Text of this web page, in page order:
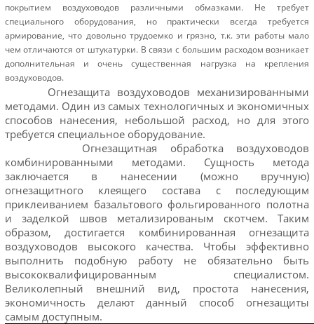
покрытием воздуховодов различными обмазками. Не требует
специального оборудования, но практически всегда требуется
армирование, что довольно трудоемко и грязно, т.к. эти работы мало
чем отличаются от штукатурки. В связи с большим расходом возникает
дополнительная и очень существенная нагрузка на крепления
воздуховодов.
Огнезащита воздуховодов механизированными
методами. Один из самых технологичных и экономичных
способов нанесения, небольшой расход, но для этого
требуется специальное оборудование.
Огнезащитная обработка воздуховодов
комбинированными методами. Сущность метода
заключается в нанесении (можно вручную)
огнезащитного клеящего состава с последующим
приклеиванием базальтового фольгированного полотна
и заделкой швов метализированым скотчем. Таким
образом, достигается комбинированная огнезащита
воздуховодов высокого качества. Чтобы эффективно
выполнить подобную работу не обязательно быть
высококвалифицированным специалистом.
Великолепный внешний вид, простота нанесения,
экономичность делают данный способ огнезащиты
самым доступным.